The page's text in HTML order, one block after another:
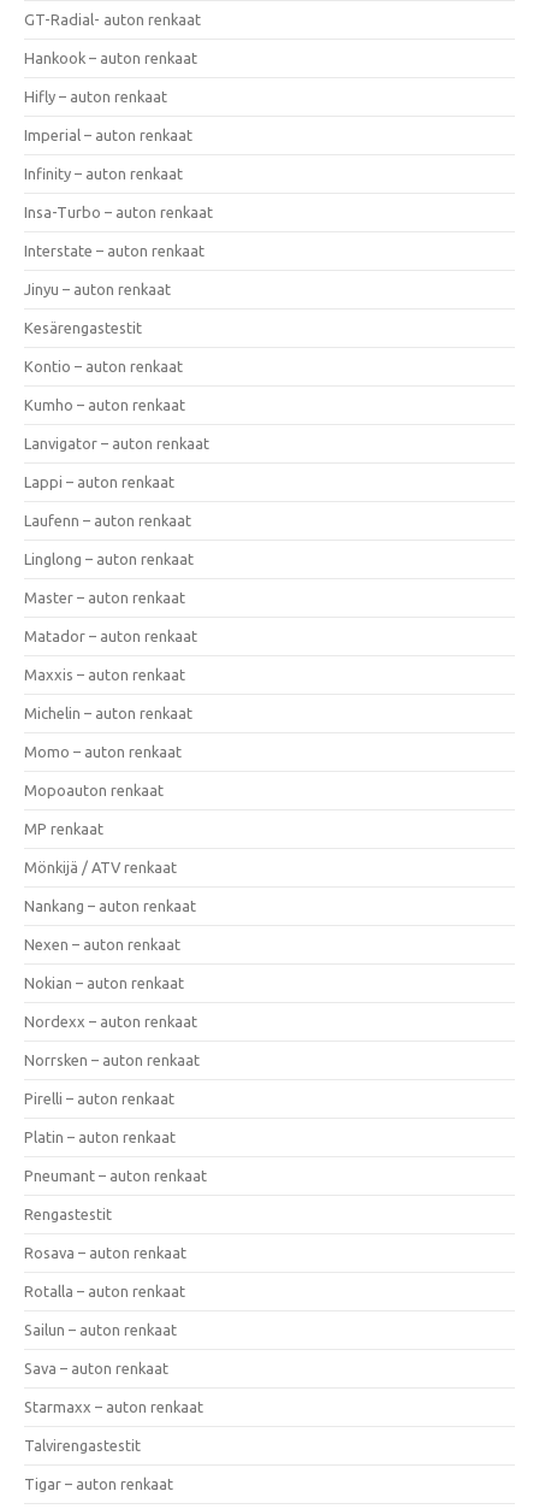
GT-Radial- auton renkaat
Hankook – auton renkaat
Hifly – auton renkaat
Imperial – auton renkaat
Infinity – auton renkaat
Insa-Turbo – auton renkaat
Interstate – auton renkaat
Jinyu – auton renkaat
Kesärengastestit
Kontio – auton renkaat
Kumho – auton renkaat
Lanvigator – auton renkaat
Lappi – auton renkaat
Laufenn – auton renkaat
Linglong – auton renkaat
Master – auton renkaat
Matador – auton renkaat
Maxxis – auton renkaat
Michelin – auton renkaat
Momo – auton renkaat
Mopoauton renkaat
MP renkaat
Mönkijä / ATV renkaat
Nankang – auton renkaat
Nexen – auton renkaat
Nokian – auton renkaat
Nordexx – auton renkaat
Norrsken – auton renkaat
Pirelli – auton renkaat
Platin – auton renkaat
Pneumant – auton renkaat
Rengastestit
Rosava – auton renkaat
Rotalla – auton renkaat
Sailun – auton renkaat
Sava – auton renkaat
Starmaxx – auton renkaat
Talvirengastestit
Tigar – auton renkaat